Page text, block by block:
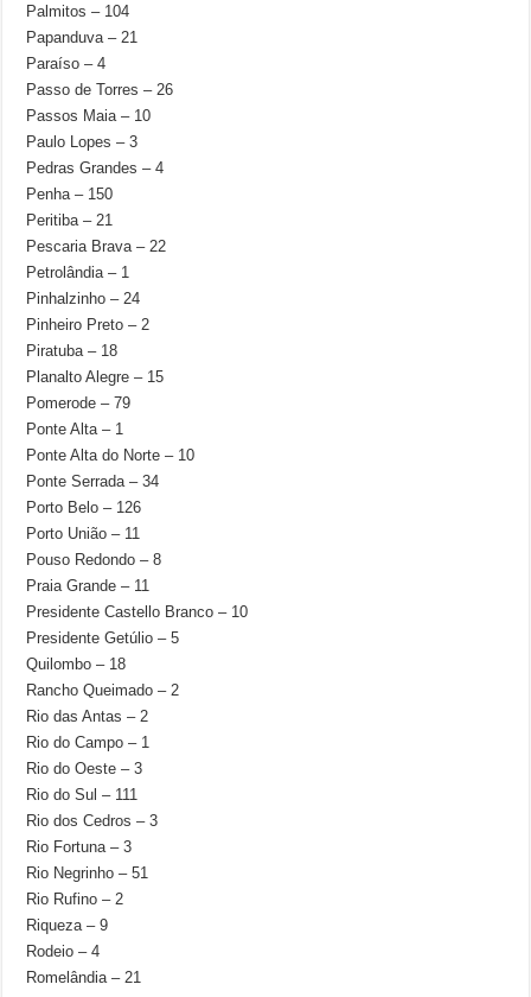
Palmitos – 104
Papanduva – 21
Paraíso – 4
Passo de Torres – 26
Passos Maia – 10
Paulo Lopes – 3
Pedras Grandes – 4
Penha – 150
Peritiba – 21
Pescaria Brava – 22
Petrolândia – 1
Pinhalzinho – 24
Pinheiro Preto – 2
Piratuba – 18
Planalto Alegre – 15
Pomerode – 79
Ponte Alta – 1
Ponte Alta do Norte – 10
Ponte Serrada – 34
Porto Belo – 126
Porto União – 11
Pouso Redondo – 8
Praia Grande – 11
Presidente Castello Branco – 10
Presidente Getúlio – 5
Quilombo – 18
Rancho Queimado – 2
Rio das Antas – 2
Rio do Campo – 1
Rio do Oeste – 3
Rio do Sul – 111
Rio dos Cedros – 3
Rio Fortuna – 3
Rio Negrinho – 51
Rio Rufino – 2
Riqueza – 9
Rodeio – 4
Romelândia – 21